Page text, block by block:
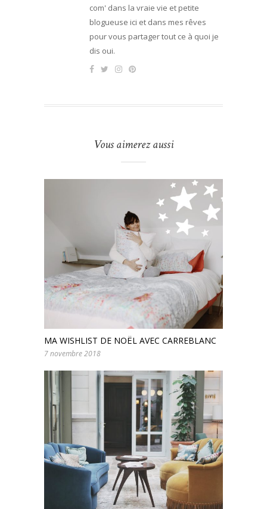
com' dans la vraie vie et petite
blogueuse ici et dans mes rêves
pour vous partager tout ce à quoi je
dis oui.
Vous aimerez aussi
MA WISHLIST DE NOËL AVEC CARREBLANC
7 novembre 2018